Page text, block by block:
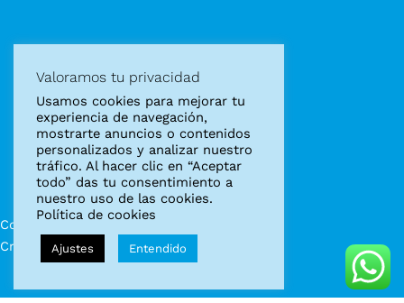
Diseño gráfico
Diseño web
Marketing Digital
Aviso legal
Política de privacidad
Política de cookies
Copyright © 2022
Crear y Comunicar
Valoramos tu privacidad
Usamos cookies para mejorar tu
experiencia de navegación,
mostrarte anuncios o contenidos
personalizados y analizar nuestro
tráfico. Al hacer clic en “Aceptar
todo” das tu consentimiento a
nuestro uso de las cookies.
Política de cookies
Ajustes Entendido